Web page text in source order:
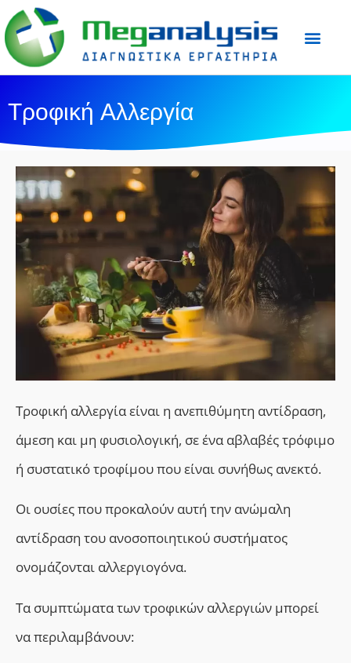
Τροφική Αλλεργία
Τροφική αλλεργία είναι η ανεπιθύμητη αντίδραση,
άμεση και μη φυσιολογική, σε ένα αβλαβές τρόφιμο
ή συστατικό τροφίμου που είναι συνήθως ανεκτό.
Οι ουσίες που προκαλούν αυτή την ανώμαλη
αντίδραση του ανοσοποιητικού συστήματος
ονομάζονται αλλεργιογόνα.
Τα συμπτώματα των τροφικών αλλεργιών μπορεί
να περιλαμβάνουν: